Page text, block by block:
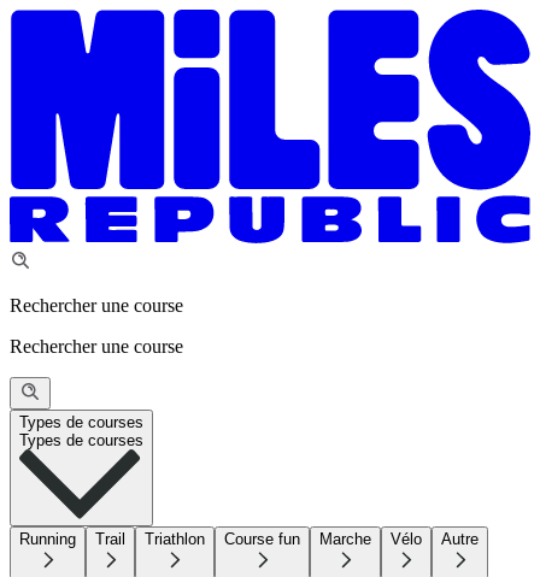
Rechercher une course
Rechercher une course
Types de courses
Types de courses
Running Trail Triathlon Course fun Marche Vélo Autre